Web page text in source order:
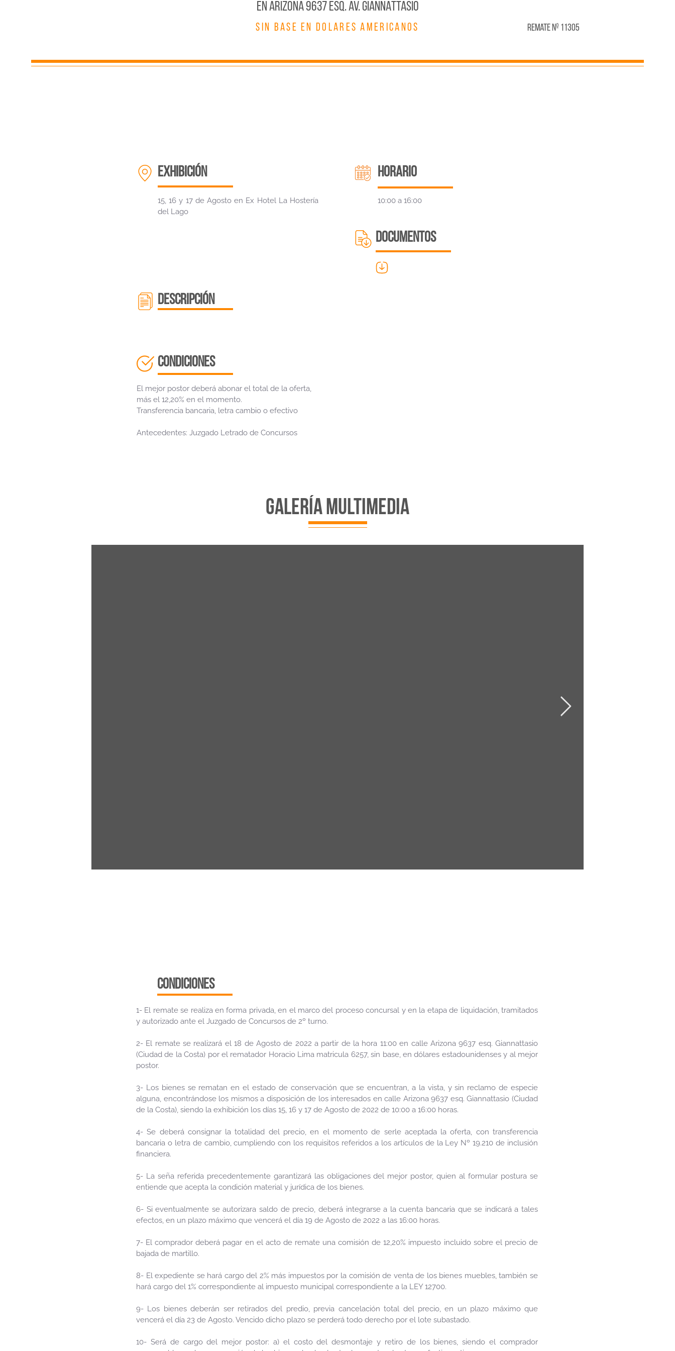
En ARIZONA 9637 ESQ. AV. GIANNATTASIO
SIN BASE EN DOLARES AMERICANOS Remate Nº 11305
EXHIBICIÓN
15, 16 y 17 de Agosto en Ex Hotel La Hostería
del Lago
HORARIO
10:00 a 16:00
DOCUMENTOS
descripción
CONDICIONES
El mejor postor deberá abonar el total de la oferta,
más el 12,20% en el momento.
Transferencia bancaria, letra cambio o efectivo
Antecedentes: Juzgado Letrado de Concursos
galería multimedia
CONDICIONES
1- El remate se realiza en forma privada, en el marco del proceso concursal y en la etapa de liquidación, tramitados
y autorizado ante el Juzgado de Concursos de 2º turno.
2- El remate se realizará el 18 de Agosto de 2022 a partir de la hora 11:00 en calle Arizona 9637 esq. Giannattasio
(Ciudad de la Costa) por el rematador Horacio Lima matricula 6257, sin base, en dólares estadounidenses y al mejor
postor.
3- Los bienes se rematan en el estado de conservación que se encuentran, a la vista, y sin reclamo de especie
alguna, encontrándose los mismos a disposición de los interesados en calle Arizona 9637 esq. Giannattasio (Ciudad
de la Costa), siendo la exhibición los días 15, 16 y 17 de Agosto de 2022 de 10:00 a 16:00 horas.
4- Se deberá consignar la totalidad del precio, en el momento de serle aceptada la oferta, con transferencia
bancaria o letra de cambio, cumpliendo con los requisitos referidos a los artículos de la Ley Nº 19.210 de inclusión
financiera.
5- La seña referida precedentemente garantizará las obligaciones del mejor postor, quien al formular postura se
entiende que acepta la condición material y jurídica de los bienes.
6- Si eventualmente se autorizara saldo de precio, deberá integrarse a la cuenta bancaria que se indicará a tales
efectos, en un plazo máximo que vencerá el día 19 de Agosto de 2022 a las 16:00 horas.
7- El comprador deberá pagar en el acto de remate una comisión de 12,20% impuesto incluido sobre el precio de
bajada de martillo.
8- El expediente se hará cargo del 2% más impuestos por la comisión de venta de los bienes muebles, también se
hará cargo del 1% correspondiente al impuesto municipal correspondiente a la LEY 12700.
9- Los bienes deberán ser retirados del predio, previa cancelación total del precio, en un plazo máximo que
vencerá el día 23 de Agosto. Vencido dicho plazo se perderá todo derecho por el lote subastado.
10- Será de cargo del mejor postor: a) el costo del desmontaje y retiro de los bienes, siendo el comprador